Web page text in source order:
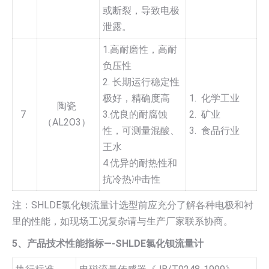
或断裂，导致电极
泄露。
7
陶瓷
（AL2O3）
1.高耐磨性，高耐
负压性
2. 长期运行稳定性
极好，精确度高
3.优良的耐腐蚀
性，可测量混酸、
王水
4.优异的耐热性和
抗冷热冲击性
1. 化学工业
2. 矿业
3. 食品行业
注：SHLDE氯化钡流量计选型前应充分了解各种电极和衬
里的性能，如现场工况复杂请与生产厂家联系协商。
5、产品技术性能指标—-SHLDE氯化钡流量计